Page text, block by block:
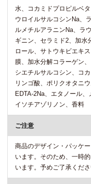
水、コカミドプロピルベ
ウロイルサルコシンNa、
ルメチルアラニンNa、ラ
ギニン、セラミド2、加水
ロール、サトウキビエキ
膜、加水分解コラーゲン
シエチルサルコシン、コ
リンゴ酸、ポリクオタニ
EDTA-2Na、エタノール
イソチアゾリノン、香料
ご注意
商品のデザイン・パッケ
います。そのため、一時
います。予めご了承くだ